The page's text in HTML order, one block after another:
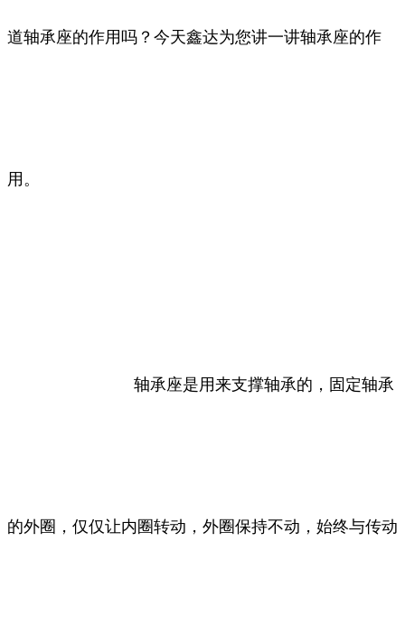
道轴承座的作用吗？今天鑫达为您讲一讲轴承座的作
用。
轴承座是用来支撑轴承的，固定轴承
的外圈，仅仅让内圈转动，外圈保持不动，始终与传动